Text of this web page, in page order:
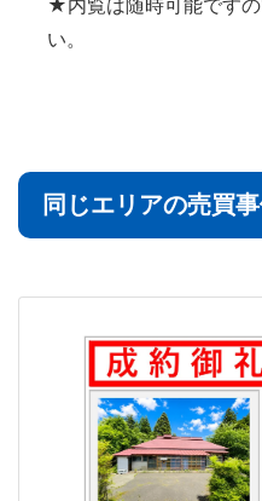
★内覧は随時可能です
い。
同じエリアの売買事